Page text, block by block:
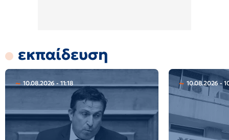
εκπαίδευση
10.08.2026 - 11:18 10.08.2026 -